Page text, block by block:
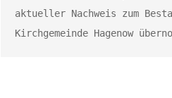
aktueller Nachweis zum
Kirchgemeinde Hagenow